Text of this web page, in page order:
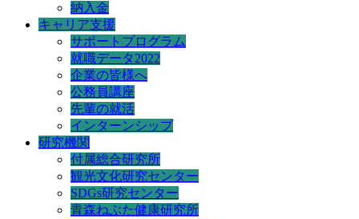
納入金
キャリア支援
サポートプログラム
就職データ2022
企業の皆様へ
公務員講座
先輩の就活
インターンシップ
研究機関
付属総合研究所
観光文化研究センター
SDGs研究センター
青森ねぶた健康研究所